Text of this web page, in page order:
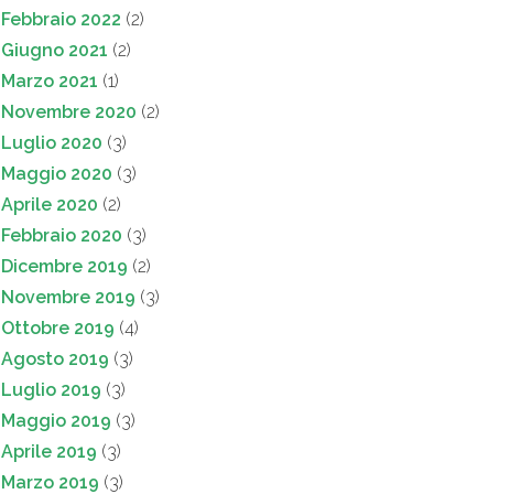
Febbraio 2022 (2)
Giugno 2021 (2)
Marzo 2021 (1)
Novembre 2020 (2)
Luglio 2020 (3)
Maggio 2020 (3)
Aprile 2020 (2)
Febbraio 2020 (3)
Dicembre 2019 (2)
Novembre 2019 (3)
Ottobre 2019 (4)
Agosto 2019 (3)
Luglio 2019 (3)
Maggio 2019 (3)
Aprile 2019 (3)
Marzo 2019 (3)